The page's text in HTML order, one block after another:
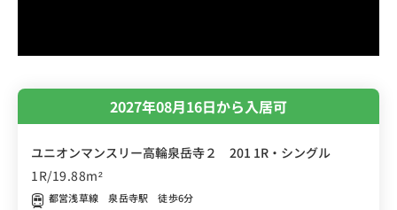
2027年08月16日から入居可
ユニオンマンスリー高輪泉岳寺２ 201 1R・シングル
1R/19.88m²
都営浅草線 泉岳寺駅 徒歩6分